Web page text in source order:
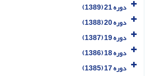
دوره 21 (1389)
دوره 20 (1388)
دوره 19 (1387)
دوره 18 (1386)
دوره 17 (1385)